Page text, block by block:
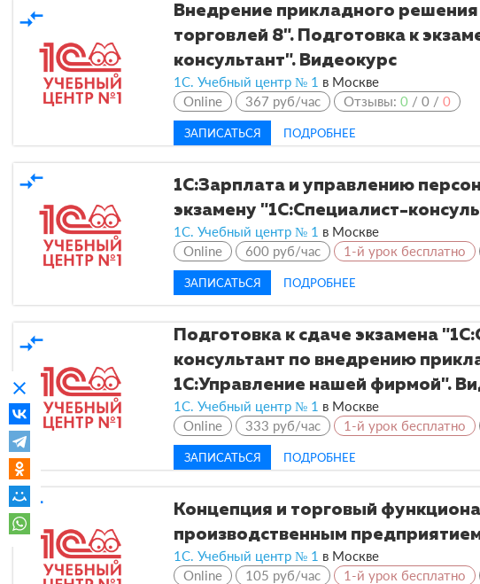
clear
compare_arrows
Внедрение прикладного
торговлей 8". Подготовка к
консультант". Видеокурс
1С. Учебный центр № 1 в Москве
Online
367 руб/час Отзывы: 0 / 0 / 0
ЗАПИСАТЬСЯ ПОДРОБНЕЕ
compare_arrows
1С:Зарплата и управлению
экзамену "1С:Специалист-
1С. Учебный центр № 1 в Москве
Online
600 руб/час 1-й урок бесплатно
ЗАПИСАТЬСЯ ПОДРОБНЕЕ
compare_arrows
Подготовка к сдаче экзамена
консультант по внедрению
1С:Управление нашей фирмой".
1С. Учебный центр № 1 в Москве
Online
333 руб/час 1-й урок бесплатно
ЗАПИСАТЬСЯ ПОДРОБНЕЕ
compare_arrows
Концепция и торговый
производственным
1С. Учебный центр № 1 в Москве
Online
105 руб/час 1-й урок бесплатно